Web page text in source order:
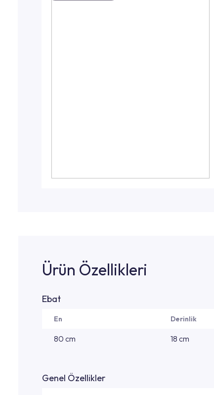
Ürün Özellikleri
Ebat
En Derinlik
80 cm 18 cm
Genel Özellikler